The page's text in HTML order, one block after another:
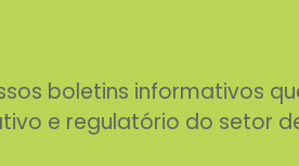
boletins informativos
e regulatório do setor